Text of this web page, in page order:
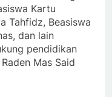
Kartu
Tahfidz, Beasiswa
dan lain
pendidikan
Mas Said